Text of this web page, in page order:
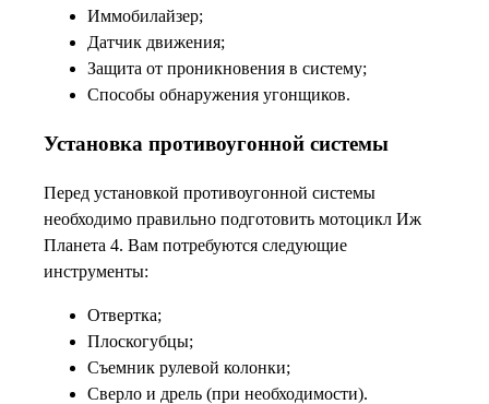
Иммобилайзер;
Датчик движения;
Защита от проникновения в систему;
Способы обнаружения угонщиков.
Установка противоугонной системы
Перед установкой противоугонной системы
необходимо правильно подготовить мотоцикл Иж
Планета 4. Вам потребуются следующие
инструменты:
Отвертка;
Плоскогубцы;
Съемник рулевой колонки;
Сверло и дрель (при необходимости).